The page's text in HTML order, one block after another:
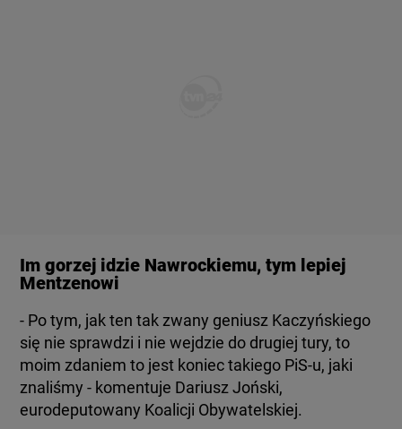
Im gorzej idzie Nawrockiemu, tym lepiej
Mentzenowi
- Po tym, jak ten tak zwany geniusz Kaczyńskiego
się nie sprawdzi i nie wejdzie do drugiej tury, to
moim zdaniem to jest koniec takiego PiS-u, jaki
znaliśmy - komentuje Dariusz Joński,
eurodeputowany Koalicji Obywatelskiej.